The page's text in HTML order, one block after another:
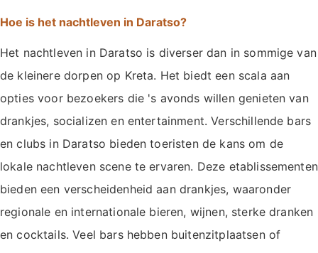
Hoe is het nachtleven in Daratso?
Het nachtleven in Daratso is diverser dan in sommige van
de kleinere dorpen op Kreta. Het biedt een scala aan
opties voor bezoekers die 's avonds willen genieten van
drankjes, socializen en entertainment. Verschillende bars
en clubs in Daratso bieden toeristen de kans om de
lokale nachtleven scene te ervaren. Deze etablissementen
bieden een verscheidenheid aan drankjes, waaronder
regionale en internationale bieren, wijnen, sterke dranken
en cocktails. Veel bars hebben buitenzitplaatsen of